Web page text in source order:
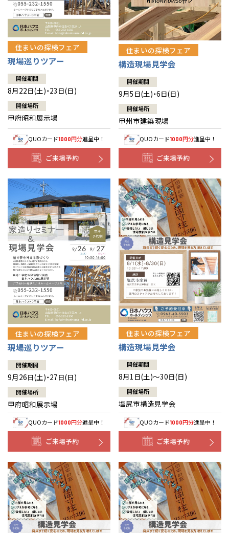
住まいの探検フェア
現場巡りツアー
開催期間
8月22日(土)・23日(日)
開催場所
甲府昭和展示場
QUOカード1000円分進呈中！
ご来場予約
住まいの探検フェア
構造現場見学会
開催期間
9月5日(土)・6日(日)
開催場所
甲州市建築現場
QUOカード1000円分進呈中！
ご来場予約
住まいの探検フェア
現場巡りツアー
開催期間
9月26日(土)・27日(日)
開催場所
甲府昭和展示場
QUOカード1000円分進呈中！
ご来場予約
住まいの探検フェア
構造現場見学会
開催期間
8月1日(土)～30日(日)
開催場所
塩尻市構造見学会
QUOカード1000円分進呈中！
ご来場予約